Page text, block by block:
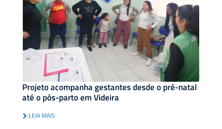
Projeto acompanha gestantes desde o pré-natal
até o pós-parto em Videira
LEIA MAIS